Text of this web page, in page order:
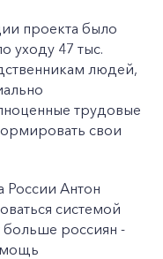
проекта было
уходу 47 тыс.
людей,
трудовые
свои
России Антон
системой
больше россиян -